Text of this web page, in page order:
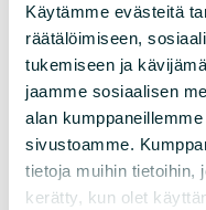
Käytämme evästeitä
räätälöimiseen,
tukemiseen ja
jaamme sosiaalisen
alan
sivustoamme.
tietoja muihin tietoihin,
kerätty, kun olet
Sarapiston
haravoimalla.
poistetaan niiltä
nokkosta ja
apuna on tänä